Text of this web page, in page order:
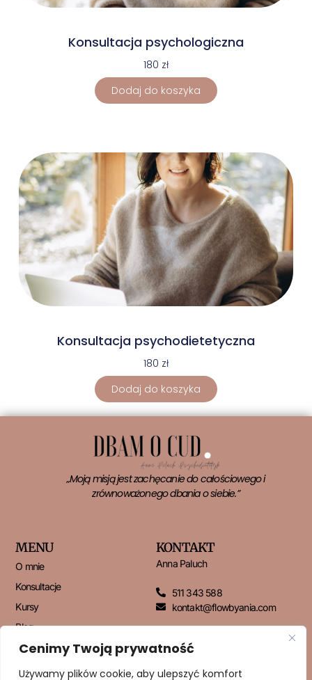
Cenimy Twoją prywatność
Używamy plików cookie, aby ulepszyć komfort
Konsultacja psychologiczna
180 zł
Dodaj do koszyka
Konsultacja psychodietetyczna
180 zł
Dodaj do koszyka
„Moją misją jest zachęcanie do całościowego i
zrównoważonego dbania o siebie.”
MENU
O mnie
Konsultacje
Kursy
Blog
Kontakt
KONTAKT
Anna Paluch
511 343 588
kontakt@flowbyania.com